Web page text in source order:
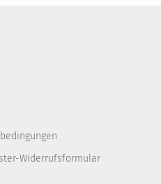
Widerrufsformular